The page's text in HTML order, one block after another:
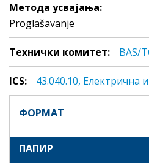
Метода усвајања:
Proglašavanje
Технички комитет: BAS/
ICS: 43.040.10, Eлeктричнa
ФОРМАТ
ПАПИР